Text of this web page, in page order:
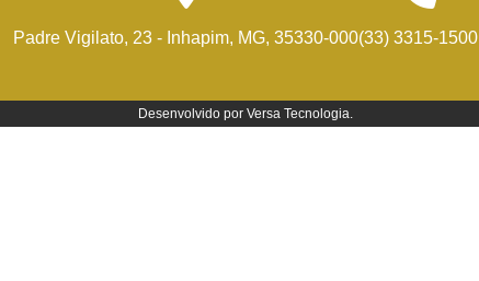
Padre Vigilato, 23 - Inhapim, MG, 35330-000(33) 3315-1500
Desenvolvido por Versa Tecnologia.